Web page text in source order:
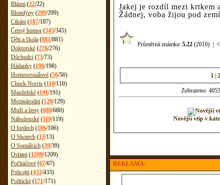
Blázni (22/22)
Blondýny (299/299)
Cikáni (187/187)
Černý humor (345/345)
Děti a škola (881/881)
Doktorské (276/276)
Důchodci (73/73)
Hádanky (198/198)
Homosexuálové (56/56)
Chuck Norris (110/110)
Manželské (191/191)
Mezinárodní (129/129)
Muži a ženy (680/680)
Náboženské (119/119)
O lordech (106/106)
O Skotech (13/13)
O Somálcích (39/39)
Ostatní (1209/1209)
Počítačové (67/67)
Policajti (433/433)
Politické (171/171)
Jakej je rozdíl mezi krtkem
Žádnej, voba žijou pod
Průměrná známka: 5.22 (2010) <
1 |
Zobrazeno:
Novější vtip v
REKLAMA: